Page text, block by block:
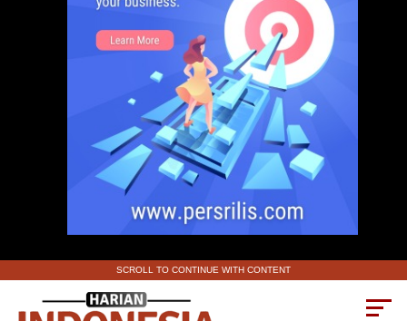
SCROLL TO CONTINUE WITH CONTENT